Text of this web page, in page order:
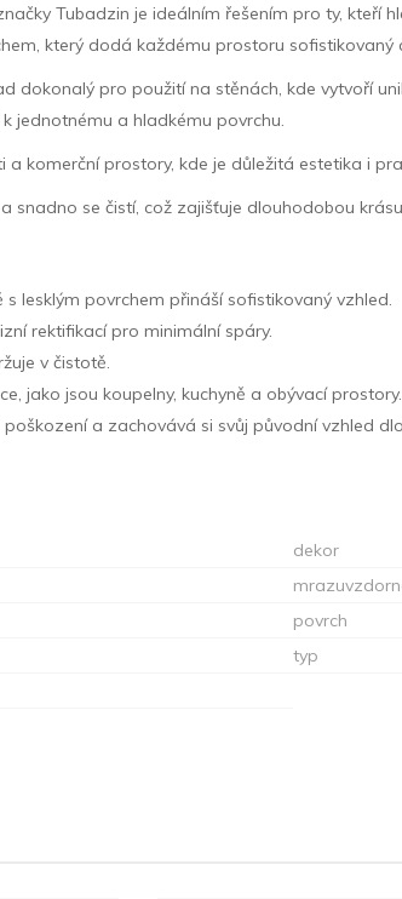
Tubadzin je ideálním řešením pro ty,
který dodá každému prostoru sofistikovaný
dokonalý pro použití na stěnách, kde vytvoří
jednotnému a hladkému povrchu.
komerční prostory, kde je důležitá estetika i
se čistí, což zajišťuje dlouhodobou
lesklým povrchem přináší sofistikovaný vzhled.
rektifikací pro minimální spáry.
v čistotě.
jako jsou koupelny, kuchyně a obývací prostory.
a zachovává si svůj původní vzhled
dekor
povrch
typ